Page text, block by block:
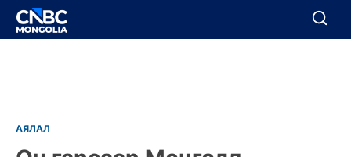
BREAKING
Цуцлах
АЯЛАЛ